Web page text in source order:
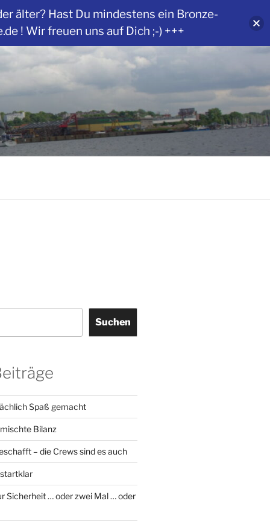
Suchen
Spaß gemacht
Bilanz
– die Crews sind es auch
Sicherheit … oder zwei Mal … oder
älter? Hast Du mindestens ein Bronze-
! Wir freuen uns auf Dich ;-) +++